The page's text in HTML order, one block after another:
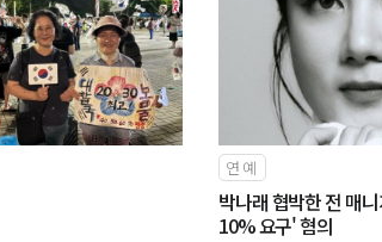
연예
박나래 협박한 전 매
10% 요구' 혐의